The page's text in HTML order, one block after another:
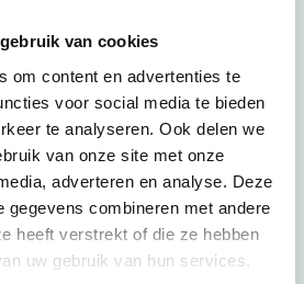
van cookies
om content en advertenties te
voor social media te bieden
te analyseren. Ook delen we
van onze site met onze
adverteren en analyse. Deze
gegevens combineren met andere
heeft verstrekt of die ze hebben
uw gebruik van hun services.